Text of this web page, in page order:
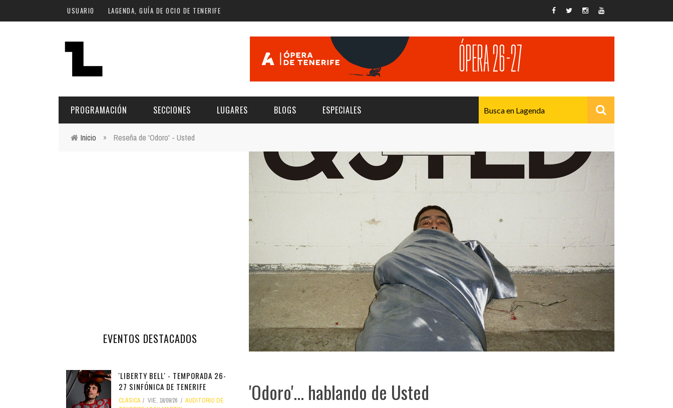
Pasar al contenido principal
USUARIO LAGENDA, GUÍA DE OCIO DE TENERIFE
PROGRAMACIÓN
CATEGORIA
Deporte y Naturaleza
Gastro
Infantil
Música
Escénicas
SECCIONES LUGARES
ARTE | MUSEOS
SALAS Y AUDITORIOS
ESPACIOS CULTURALES
LOCALES CON ACTUACIONES
BLOGS ESPECIALES
FESTIVAL BOREAL 2026
FESTIVAL TAGANANA 2026
TENERIFE PHE FESTIVAL 2026
Inicio » Reseña de 'Odoro' - Usted
EVENTOS DESTACADOS
'LIBERTY BELL' - TEMPORADA 26-
27 SINFÓNICA DE TENERIFE
CLÁSICA VIE, 18/09/26
AUDITORIO DE
'Odoro'... hablando de Usted